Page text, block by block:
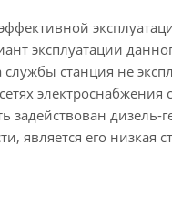
эксплуатации
станция не
дизель-
является его низкая